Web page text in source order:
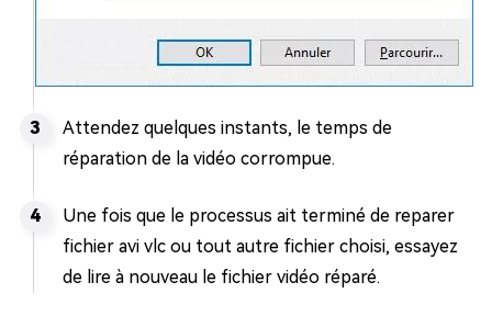
Attendez quelques instants, le temps de
réparation de la vidéo corrompue.
Une fois que le processus ait terminé de reparer
fichier avi vlc ou tout autre fichier choisi, essayez
de lire à nouveau le fichier vidéo réparé.